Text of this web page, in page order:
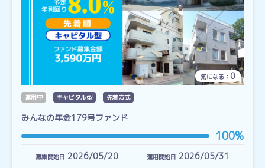
気になる： 0
運用中 キャピタル型 先着方式
みんなの年金179号ファンド
100%
募集開始日 2026/05/20 運用開始日 2026/05/31